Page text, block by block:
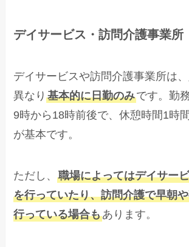
デイサービス・訪問介護事業所
デイサービスや訪問介護事業所は
異なり基本的に日勤のみです。勤
9時から18時前後で、休憩時間1時
が基本です。
ただし、職場によってはデイサー
を行っていたり、訪問介護で早朝
行っている場合もあります。